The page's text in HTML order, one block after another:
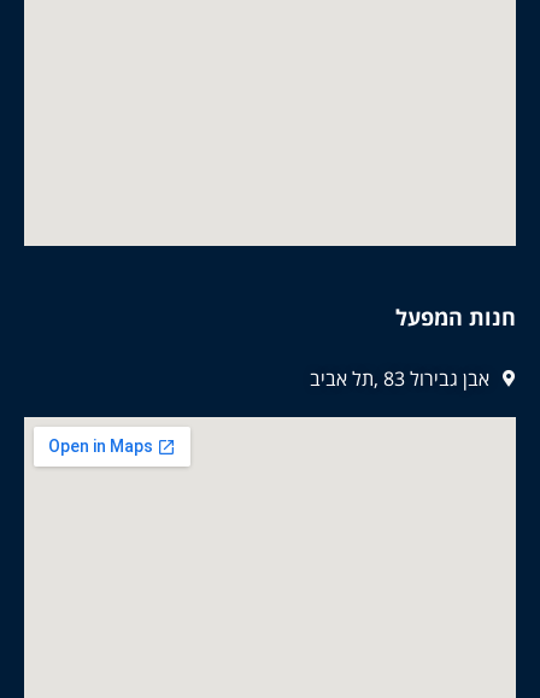
חנות המפעל
אבן גבירול 83 ,תל אביב